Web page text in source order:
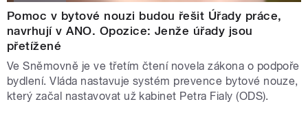
Pomoc v bytové nouzi budou řešit Úřady práce,
navrhují v ANO. Opozice: Jenže úřady jsou
přetížené
Ve Sněmovně je ve třetím čtení novela zákona o podpoře
bydlení. Vláda nastavuje systém prevence bytové nouze,
který začal nastavovat už kabinet Petra Fialy (ODS).